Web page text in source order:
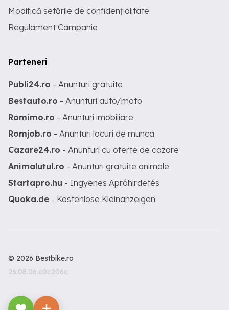
Modifică setările de confidențialitate
Regulament Campanie
Parteneri
Publi24.ro - Anunturi gratuite
Bestauto.ro - Anunturi auto/moto
Romimo.ro - Anunturi imobiliare
Romjob.ro - Anunturi locuri de munca
Cazare24.ro - Anunturi cu oferte de cazare
Animalutul.ro - Anunturi gratuite animale
Startapro.hu - Ingyenes Apróhirdetés
Quoka.de - Kostenlose Kleinanzeigen
© 2026 Bestbike.ro
26.08.06.c0c206c